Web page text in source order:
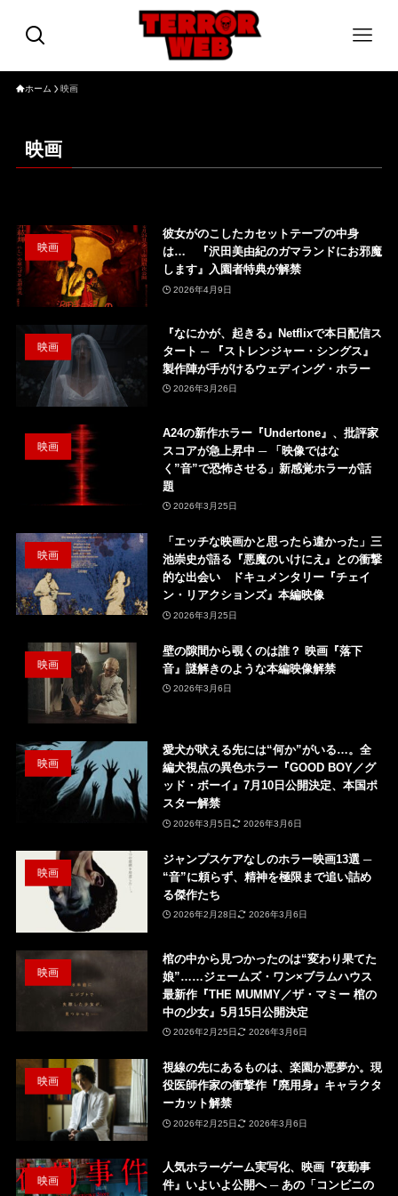
ホーム 映画
映画
映画
彼女がのこしたカセットテープの中身
は… 『沢田美由紀のガマランドにお邪魔
します』入園者特典が解禁
2026年4月9日
映画
『なにかが、起きる』Netflixで本日配信ス
タート ─ 『ストレンジャー・シングス』
製作陣が手がけるウェディング・ホラー
2026年3月26日
映画
A24の新作ホラー『Undertone』、批評家
スコアが急上昇中 ─ 「映像ではな
く”音”で恐怖させる」新感覚ホラーが話
題
2026年3月25日
映画
「エッチな映画かと思ったら違かった」三
池崇史が語る『悪魔のいけにえ』との衝撃
的な出会い ドキュメンタリー『チェイ
ン・リアクションズ』本編映像
2026年3月25日
映画
壁の隙間から覗くのは誰？ 映画『落下
音』謎解きのような本編映像解禁
2026年3月6日
映画
愛犬が吠える先には“何か”がいる…。全
編犬視点の異色ホラー『GOOD BOY／グ
ッド・ボーイ』7月10日公開決定、本国ポ
スター解禁
2026年3月5日 2026年3月6日
映画
ジャンプスケアなしのホラー映画13選 ─
“音”に頼らず、精神を極限まで追い詰め
る傑作たち
2026年2月28日 2026年3月6日
映画
棺の中から見つかったのは“変わり果てた
娘”……ジェームズ・ワン×ブラムハウス
最新作『THE MUMMY／ザ・マミー 棺の
中の少女』5月15日公開決定
2026年2月25日 2026年3月6日
映画
視線の先にあるものは、楽園か悪夢か。現
役医師作家の衝撃作『廃用身』キャラクタ
ーカット解禁
2026年2月25日 2026年3月6日
映画
人気ホラーゲーム実写化、映画『夜勤事
件』いよいよ公開へ ─ あの「コンビニの